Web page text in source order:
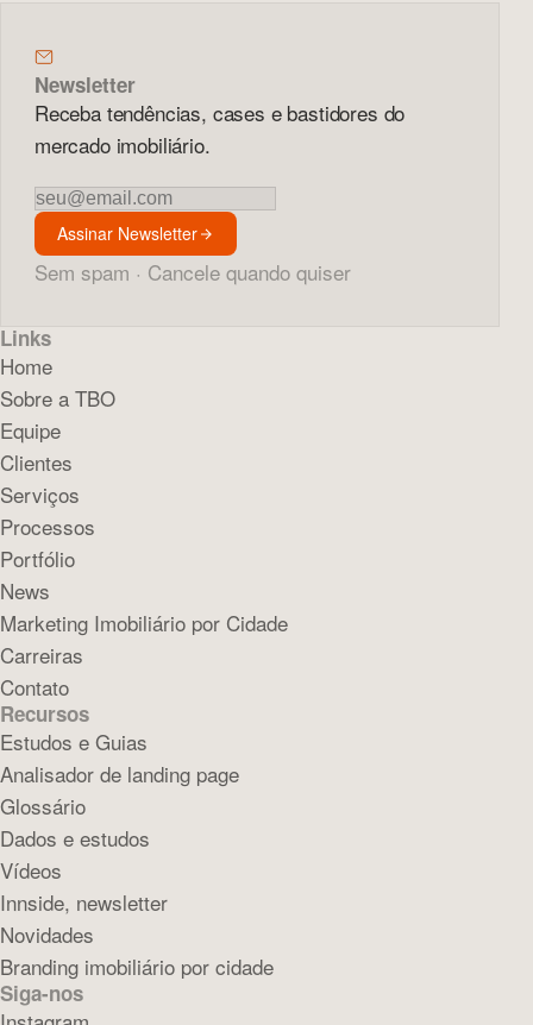
Newsletter
Receba tendências, cases e bastidores do
mercado imobiliário.
Newsletter
Assinar Newsletter
Sem spam · Cancele quando quiser
Links
Home
Sobre a TBO
Equipe
Clientes
Serviços
Processos
Portfólio
News
Marketing Imobiliário por Cidade
Carreiras
Contato
Recursos
Estudos e Guias
Analisador de landing page
Glossário
Dados e estudos
Vídeos
Innside, newsletter
Novidades
Branding imobiliário por cidade
Siga-nos